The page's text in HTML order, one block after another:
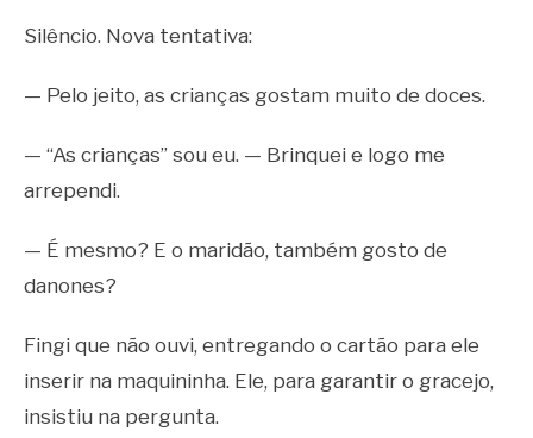
Silêncio. Nova tentativa:
— Pelo jeito, as crianças gostam muito de doces.
— “As crianças” sou eu. — Brinquei e logo me
arrependi.
— É mesmo? E o maridão, também gosto de
danones?
Fingi que não ouvi, entregando o cartão para ele
inserir na maquininha. Ele, para garantir o gracejo,
insistiu na pergunta.